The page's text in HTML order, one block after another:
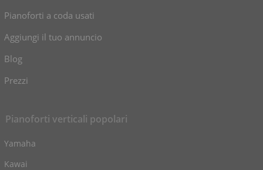
Pianoforti a coda usati
Aggiungi il tuo annuncio
Blog
Prezzi
Pianoforti verticali popolari
Yamaha
Kawai